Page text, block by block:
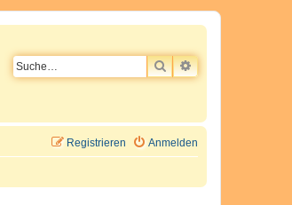
SUCHEERWEITERTE
Anmelden
Registrieren